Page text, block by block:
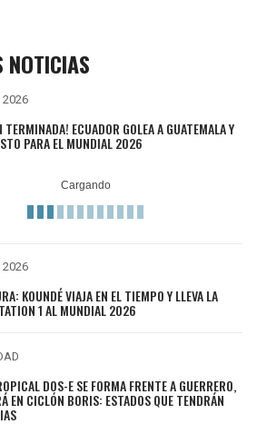
NOTICIAS
2026
TERMINADA! ECUADOR GOLEA A GUATEMALA Y
PARA EL MUNDIAL 2026
2026
KOUNDÉ VIAJA EN EL TIEMPO Y LLEVA LA
1 AL MUNDIAL 2026
DOS-E SE FORMA FRENTE A GUERRERO,
EN CICLÓN BORIS: ESTADOS QUE TENDRÁN